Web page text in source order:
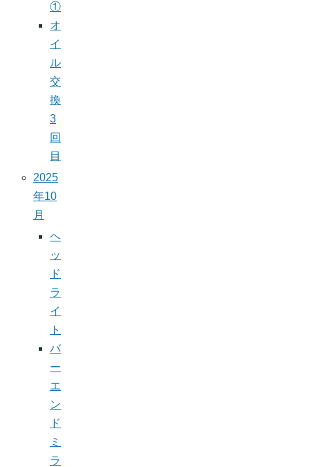
①
オ
イ
ル
交
換
3
回
目
2025
年10
月
ヘ
ッ
ド
ラ
イ
ト
バ
ー
エ
ン
ド
ミ
ラ